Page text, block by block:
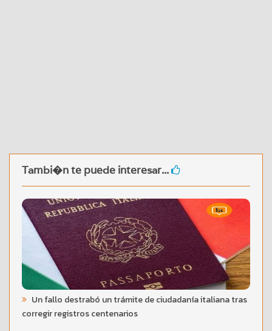
Tambi�n te puede interesar...
Un fallo destrabó un trámite de ciudadanía italiana tras
corregir registros centenarios